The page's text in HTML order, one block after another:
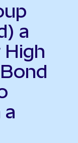
a
High
a